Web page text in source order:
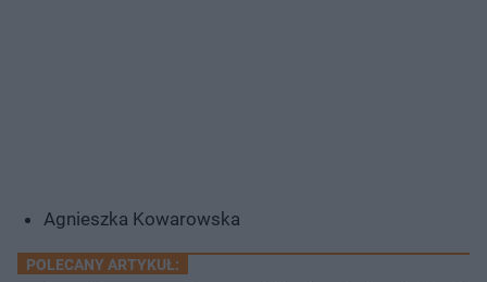
Agnieszka Kowarowska
POLECANY ARTYKUŁ: